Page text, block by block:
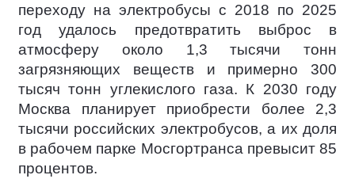
переходу на электробусы с 2018 по 2025
год удалось предотвратить выброс в
атмосферу около 1,3 тысячи тонн
загрязняющих веществ и примерно 300
тысяч тонн углекислого газа. К 2030 году
Москва планирует приобрести более 2,3
тысячи российских электробусов, а их доля
в рабочем парке Мосгортранса превысит 85
процентов.